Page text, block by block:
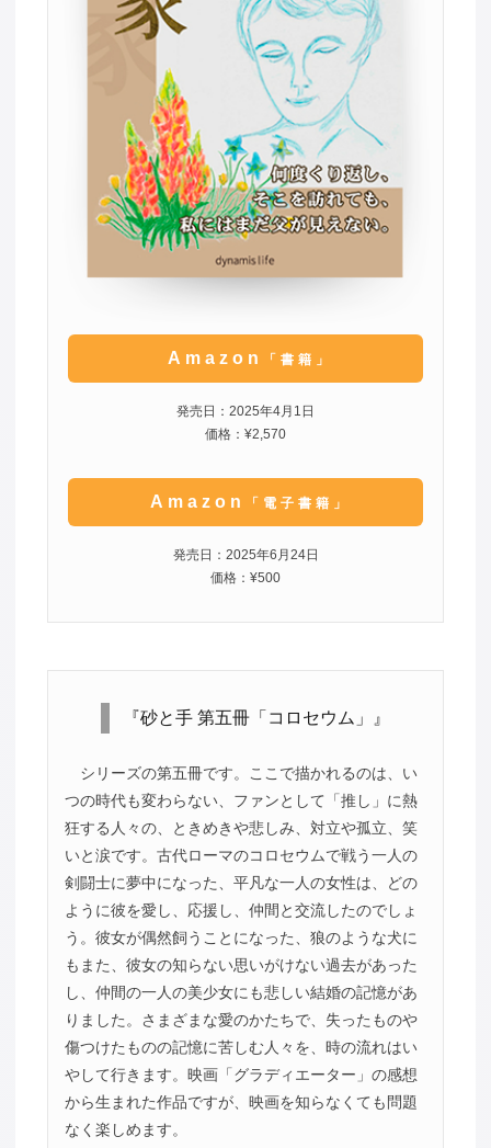
Amazon 「書籍」
発売日：2025年4月1日
価格：¥2,570
Amazon 「電子書籍」
発売日：2025年6月24日
価格：¥500
『砂と手 第五冊「コロセウム」』
シリーズの第五冊です。ここで描かれるのは、い
つの時代も変わらない、ファンとして「推し」に熱
狂する人々の、ときめきや悲しみ、対立や孤立、笑
いと涙です。古代ローマのコロセウムで戦う一人の
剣闘士に夢中になった、平凡な一人の女性は、どの
ように彼を愛し、応援し、仲間と交流したのでしょ
う。彼女が偶然飼うことになった、狼のような犬に
もまた、彼女の知らない思いがけない過去があった
し、仲間の一人の美少女にも悲しい結婚の記憶があ
りました。さまざまな愛のかたちで、失ったものや
傷つけたものの記憶に苦しむ人々を、時の流れはい
やして行きます。映画「グラディエーター」の感想
から生まれた作品ですが、映画を知らなくても問題
なく楽しめます。